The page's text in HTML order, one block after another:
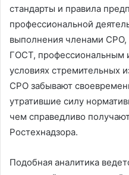
стандарты и правила
профессиональной
выполнения членами
ГОСТ, профессиональным
условиях стремительных
СРО забывают
утратившие силу
чем справедливо
Ростехнадзора.
Подобная аналитика